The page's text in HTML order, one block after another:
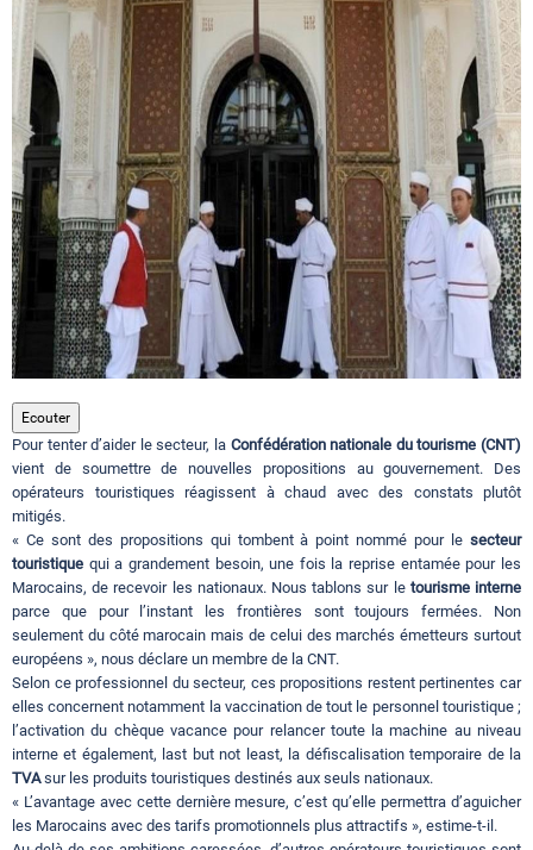
Circuits touristiques
Tourisme
Régions
Hotels
Evenements
Contact
Ecouter
Pour tenter d’aider le secteur, la Confédération nationale du tourisme (CNT)
vient de soumettre de nouvelles propositions au gouvernement. Des
opérateurs touristiques réagissent à chaud avec des constats plutôt
mitigés.
« Ce sont des propositions qui tombent à point nommé pour le secteur
touristique qui a grandement besoin, une fois la reprise entamée pour les
Marocains, de recevoir les nationaux. Nous tablons sur le tourisme interne
parce que pour l’instant les frontières sont toujours fermées. Non
seulement du côté marocain mais de celui des marchés émetteurs surtout
européens », nous déclare un membre de la CNT.
Selon ce professionnel du secteur, ces propositions restent pertinentes car
elles concernent notamment la vaccination de tout le personnel touristique ;
l’activation du chèque vacance pour relancer toute la machine au niveau
interne et également, last but not least, la défiscalisation temporaire de la
TVAsur les produits touristiques destinés aux seuls nationaux.
« L’avantage avec cette dernière mesure, c’est qu’elle permettra d’aguicher
les Marocains avec des tarifs promotionnels plus attractifs », estime-t-il.